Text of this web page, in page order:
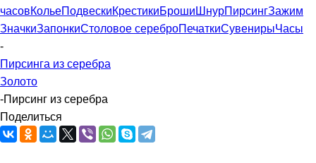
часовКольеПодвескиКрестикиБроши ШнурПирсингЗажим
ЗначкиЗапонкиСтоловое сереброПечаткиСувенирыЧасы
-
Пирсинга из серебра
Золото
-Пирсинг из серебра
Поделиться